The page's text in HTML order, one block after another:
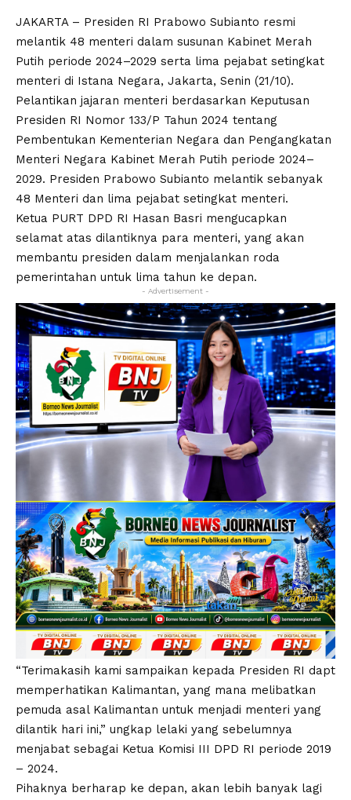
JAKARTA – Presiden RI Prabowo Subianto resmi
melantik 48 menteri dalam susunan Kabinet Merah
Putih periode 2024–2029 serta lima pejabat setingkat
menteri di Istana Negara, Jakarta, Senin (21/10).
Pelantikan jajaran menteri berdasarkan Keputusan
Presiden RI Nomor 133/P Tahun 2024 tentang
Pembentukan Kementerian Negara dan Pengangkatan
Menteri Negara Kabinet Merah Putih periode 2024–
2029. Presiden Prabowo Subianto melantik sebanyak
48 Menteri dan lima pejabat setingkat menteri.
Ketua PURT DPD RI Hasan Basri mengucapkan
selamat atas dilantiknya para menteri, yang akan
membantu presiden dalam menjalankan roda
pemerintahan untuk lima tahun ke depan.
- Advertisement -
“Terimakasih kami sampaikan kepada Presiden RI dapt
memperhatikan Kalimantan, yang mana melibatkan
pemuda asal Kalimantan untuk menjadi menteri yang
dilantik hari ini,” ungkap lelaki yang sebelumnya
menjabat sebagai Ketua Komisi III DPD RI periode 2019
– 2024.
Pihaknya berharap ke depan, akan lebih banyak lagi